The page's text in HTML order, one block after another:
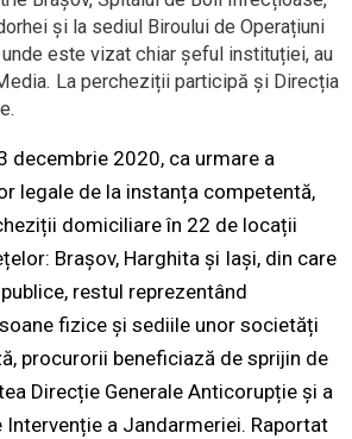
și la sediul Biroului de Operațiuni
este vizat chiar șeful instituției, au
La percheziții participă și Direcția
decembrie 2020, ca urmare a
legale de la instanța competentă,
domiciliare în 22 de locații
Brașov, Harghita și Iași, din care
restul reprezentând
fizice și sediile unor societăți
procurorii beneficiază de sprijin de
Direcție Generale Anticorupție și a
Intervenție a Jandarmeriei. Raportat